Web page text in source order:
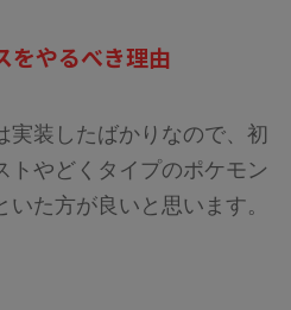
をやるべき理由
実装したばかりなので、初
トやどくタイプのポケモン
た方が良いと思います。